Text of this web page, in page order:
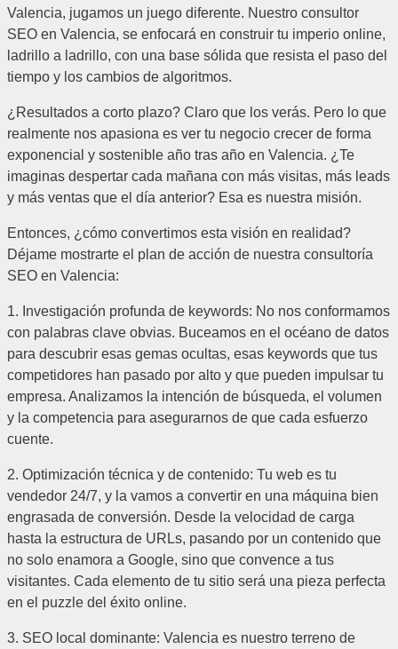
Valencia, jugamos un juego diferente. Nuestro consultor
SEO en Valencia, se enfocará en construir tu imperio online,
ladrillo a ladrillo, con una base sólida que resista el paso del
tiempo y los cambios de algoritmos.
¿Resultados a corto plazo? Claro que los verás. Pero lo que
realmente nos apasiona es ver tu negocio crecer de forma
exponencial y sostenible año tras año en Valencia. ¿Te
imaginas despertar cada mañana con más visitas, más leads
y más ventas que el día anterior? Esa es nuestra misión.
Entonces, ¿cómo convertimos esta visión en realidad?
Déjame mostrarte el plan de acción de nuestra consultoría
SEO en Valencia:
1. Investigación profunda de keywords: No nos conformamos
con palabras clave obvias. Buceamos en el océano de datos
para descubrir esas gemas ocultas, esas keywords que tus
competidores han pasado por alto y que pueden impulsar tu
empresa. Analizamos la intención de búsqueda, el volumen
y la competencia para asegurarnos de que cada esfuerzo
cuente.
2. Optimización técnica y de contenido: Tu web es tu
vendedor 24/7, y la vamos a convertir en una máquina bien
engrasada de conversión. Desde la velocidad de carga
hasta la estructura de URLs, pasando por un contenido que
no solo enamora a Google, sino que convence a tus
visitantes. Cada elemento de tu sitio será una pieza perfecta
en el puzzle del éxito online.
3. SEO local dominante: Valencia es nuestro terreno de